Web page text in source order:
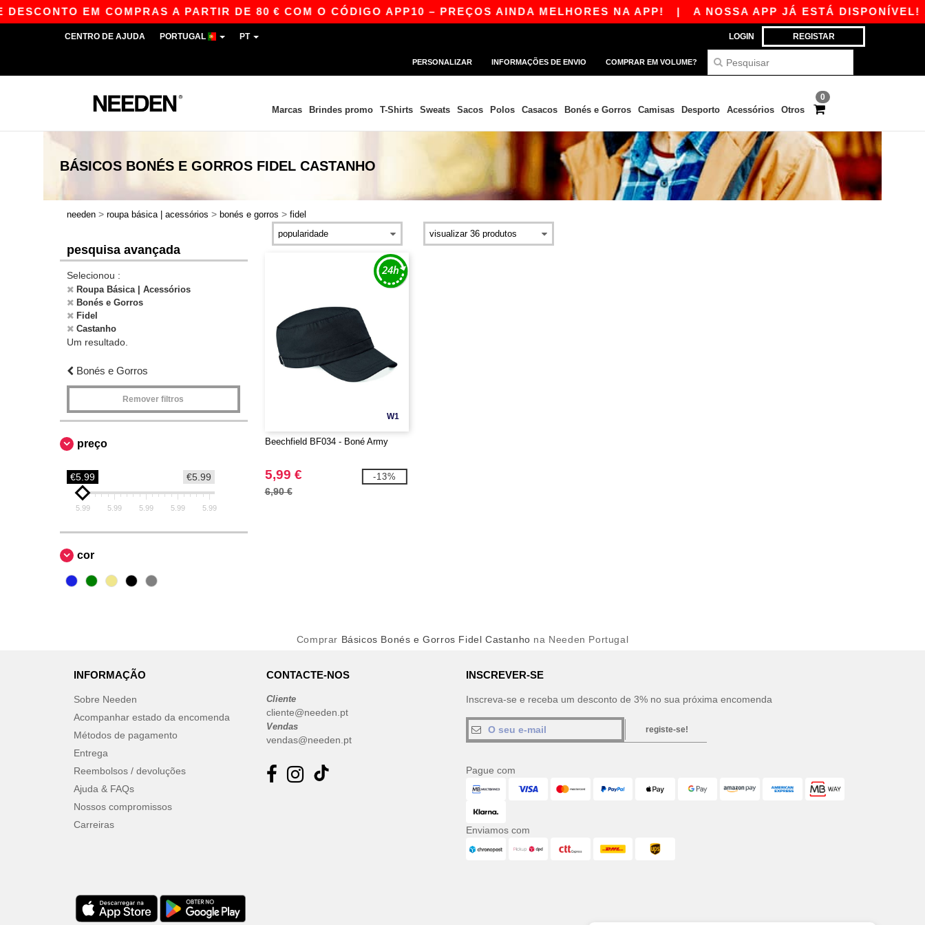
EM COMPRAS A PARTIR DE 80 € COM O CÓDIGO APP10 – PREÇOS AINDA MELHORES NA APP!| A NOSSA APP JÁ ESTÁ DISPONÍVEL!
LOGIN REGISTAR
CENTRO DE AJUDA PORTUGAL PT
PERSONALIZAR INFORMAÇÕES DE ENVIO COMPRAR EM VOLUME?
0
Marcas Brindes promo T-Shirts Sweats Sacos Polos Casacos Bonés e Gorros Camisas Desporto Acessórios Otros
BÁSICOS BONÉS E GORROS FIDEL CASTANHO
needen > roupa básica | acessórios > bonés e gorros > fidel
pesquisa avançada
Selecionou :
Roupa Básica | Acessórios
Bonés e Gorros
Fidel
Castanho
Um resultado.
Bonés e Gorros
Remover filtros
preço
€5.99
€5.99
5.99 5.99 5.99 5.99 5.99
cor
W1
Beechfield BF034 - Boné Army
5,99 €
6,90 €
-13%
Comprar Básicos Bonés e Gorros Fidel Castanho na Needen Portugal
INFORMAÇÃO
Sobre Needen
Acompanhar estado da encomenda
Métodos de pagamento
Entrega
Reembolsos / devoluções
Ajuda & FAQs
Nossos compromissos
Carreiras
CONTACTE-NOS
Cliente
cliente@needen.pt
Vendas
vendas@needen.pt
INSCREVER-SE
Inscreva-se e receba um desconto de 3% no sua próxima encomenda
registe-se!
Pague com
Enviamos com